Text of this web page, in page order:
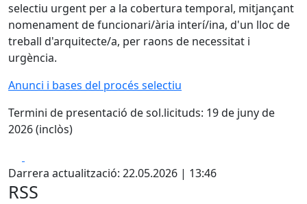
selectiu urgent per a la cobertura temporal, mitjançant
nomenament de funcionari/ària interí/ina, d'un lloc de
treball d'arquitecte/a, per raons de necessitat i
urgència.
Anunci i bases del procés selectiu
Termini de presentació de sol.licituds: 19 de juny de
2026 (inclòs)
Darrera actualització: 22.05.2026 | 13:46
RSS